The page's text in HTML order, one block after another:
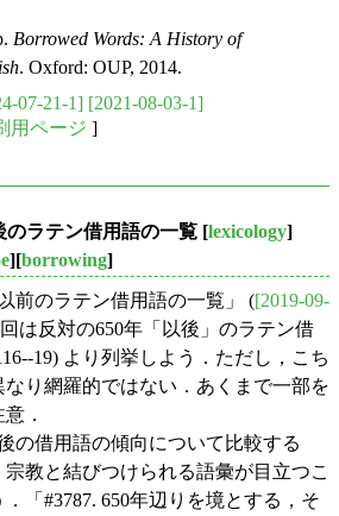
Borrowed Words: A History of
. Oxford: OUP, 2014.
07-21-1] [2021-08-03-1]
用ページ ]
のラテン借用語の一覧 [lexicology]
][borrowing]
前のラテン借用語の一覧」 ([2019-09-
は反対の650年「以後」のラテン借
19) より列挙しよう．ただし，こち
なり網羅的ではない．あくまで一部を
．
の借用語の傾向について比較する
教と結びつけられる語彙が目立つこ
「#3787. 650年辺りを境とする，そ